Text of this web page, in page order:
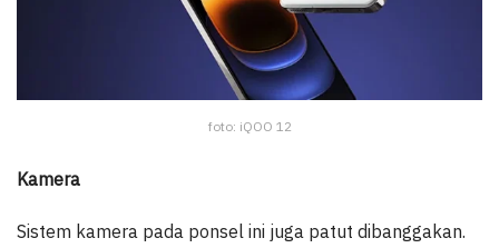
foto: iQOO 12
Kamera
Sistem kamera pada ponsel ini juga patut dibanggakan.